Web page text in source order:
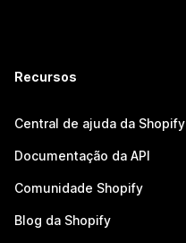
Recursos
Central de ajuda da Shopify
Documentação da API
Comunidade Shopify
Blog da Shopify